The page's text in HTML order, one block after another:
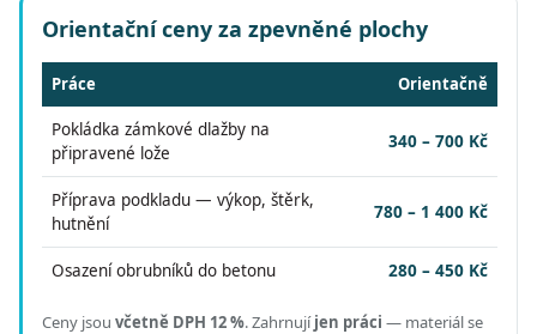
Orientační ceny za zpevněné plochy
Práce Orientačně
Pokládka zámkové dlažby na
připravené lože
340 – 700 Kč
Příprava podkladu — výkop, štěrk,
hutnění
780 – 1 400 Kč
Osazení obrubníků do betonu 280 – 450 Kč
Ceny jsou včetně DPH 12 %.Zahrnujíjen práci — materiál se